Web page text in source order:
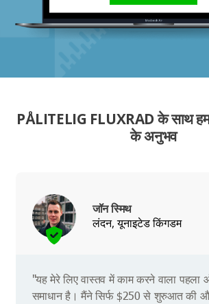
PÅLITELIG FLUXRAD के साथ
के अनुभव
जॉन स्मिथ
लंदन, यूनाइटेड किंगडम
"यह मेरे लिए वास्तव में काम करने वाला पहला
समाधान है। मैंने सिर्फ $250 से शुरुआत की